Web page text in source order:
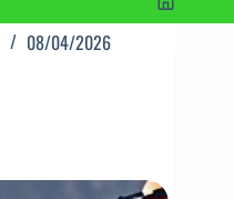
08/04/2026